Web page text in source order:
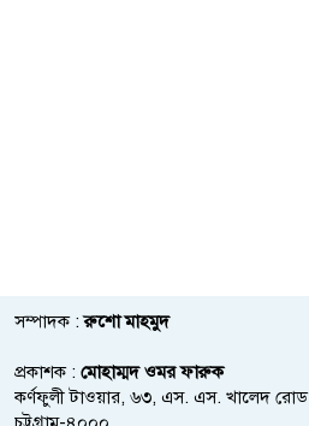
সম্পাদক :রুশো মাহমুদ
প্রকাশক : মোহাম্মদ ওমর ফারুক
কর্ণফুলী টাওয়ার, ৬৩, এস. এস. খালেদ রোড